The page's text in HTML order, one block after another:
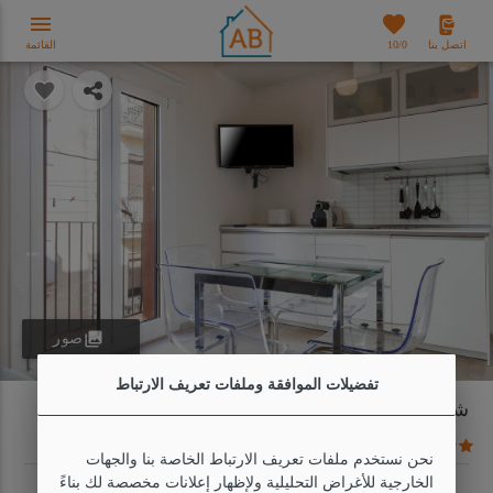
اتصل بنا
favorites
10/0
menu
القائمة
photo_library صور
شقة حديثة من غرفتي نوم بجوار الشاطئ
تفضيلات الموافقة وملفات تعريف الارتباط
نحن نستخدم ملفات تعريف الارتباط الخاصة بنا والجهات
الخارجية للأغراض التحليلية ولإظهار إعلانات مخصصة لك بناءً